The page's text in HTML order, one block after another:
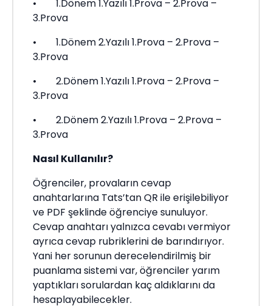
• 1.Dönem 1.Yazılı 1.Prova – 2.Prova –
3.Prova
• 1.Dönem 2.Yazılı 1.Prova – 2.Prova –
3.Prova
• 2.Dönem 1.Yazılı 1.Prova – 2.Prova –
3.Prova
• 2.Dönem 2.Yazılı 1.Prova – 2.Prova –
3.Prova
Nasıl Kullanılır?
Öğrenciler, provaların cevap
anahtarlarına Tats’tan QR ile erişilebiliyor
ve PDF şeklinde öğrenciye sunuluyor.
Cevap anahtarı yalnızca cevabı vermiyor
ayrıca cevap rubriklerini de barındırıyor.
Yani her sorunun derecelendirilmiş bir
puanlama sistemi var, öğrenciler yarım
yaptıkları sorulardan kaç aldıklarını da
hesaplayabilecekler.